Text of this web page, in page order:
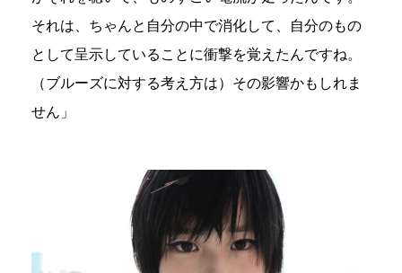
それは、ちゃんと自分の中で消化して、自分のもの
として呈示していることに衝撃を覚えたんですね。
（ブルーズに対する考え方は）その影響かもしれま
せん」